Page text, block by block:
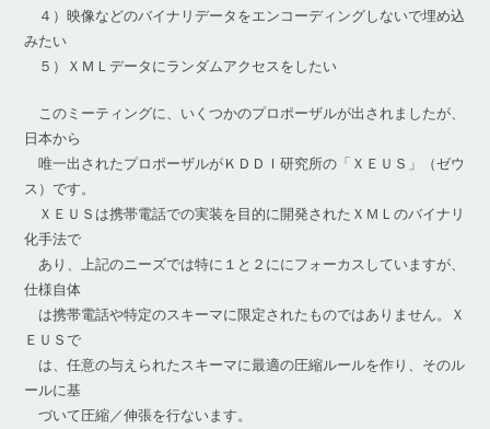
４）映像などのバイナリデータをエンコーディングしないで埋め込
みたい
５）ＸＭＬデータにランダムアクセスをしたい
このミーティングに、いくつかのプロポーザルが出されましたが、
日本から
唯一出されたプロポーザルがＫＤＤＩ研究所の「ＸＥＵＳ」（ゼウ
ス）です。
ＸＥＵＳは携帯電話での実装を目的に開発されたＸＭＬのバイナリ
化手法で
あり、上記のニーズでは特に１と２ににフォーカスしていますが、
仕様自体
は携帯電話や特定のスキーマに限定されたものではありません。Ｘ
ＥＵＳで
は、任意の与えられたスキーマに最適の圧縮ルールを作り、そのル
ールに基
づいて圧縮／伸張を行ないます。